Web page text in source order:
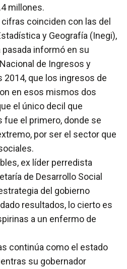
millones.
coinciden con las del
y Geografía (Inegi),
informó en su
de Ingresos y
2014, que los ingresos de
en esos mismos dos
el único decil que
el primero, donde se
por ser el sector que
ex líder perredista
de Desarrollo Social
del gobierno
resultados, lo cierto es
a un enfermo de
continúa como el estado
su gobernador